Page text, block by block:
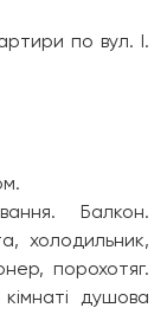
по вул. І.
Балкон.
холодильник,
порохотяг.
душова